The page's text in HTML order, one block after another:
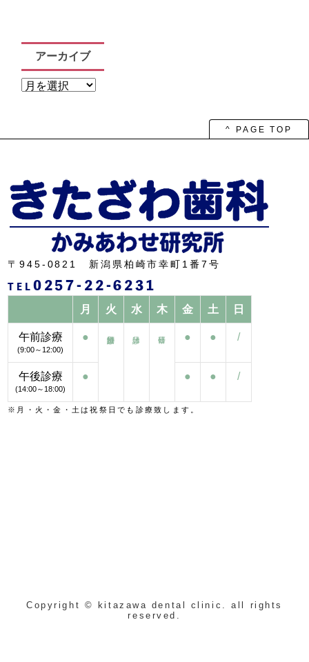
アーカイブ
ア
ー
^ PAGE TOP
〒945-0821 新潟県柏崎市幸町1番7号
TEL 0257-22-6231
月 火 水 木 金 土 日
午前診療
(9:00～12:00)
● ● ● /
午後診療
(14:00～18:00)
● ● ● /
※月・火・金・土は祝祭日でも診療致します。
Copyright © kitazawa dental clinic. all rights
reserved.